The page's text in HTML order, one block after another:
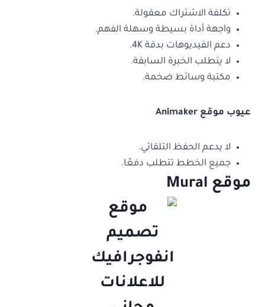
تكلفة الاشتراك معقولة.
واجهة أداة بسيطة وسهلة الفهم.
دعم الفيديوهات بدقة 4K.
لا يتطلب الخبرة السابقة.
مكتبة وسائط ضخمة.
عيوب موقع Animaker
لا يدعم الحفظ التلقائي.
جميع الخطط تتطلب دفعًا.
موقع Mural